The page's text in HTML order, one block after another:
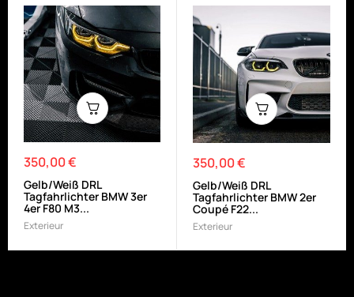
Preis
350,00 €
Gelb/Weiß DRL
Tagfahrlichter BMW 3er
4er F80 M3...
Exterieur
Preis
350,00 €
Gelb/Weiß DRL
Tagfahrlichter BMW 2er
Coupé F22...
Exterieur